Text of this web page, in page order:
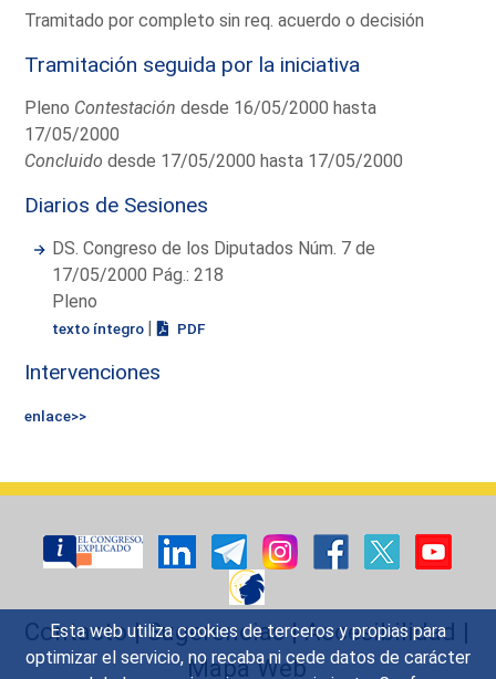
Esta web utiliza cookies de terceros y propias para
optimizar el servicio, no recaba ni cede datos de carácter
Tramitado por completo sin req. acuerdo o decisión
Tramitación seguida por la iniciativa
Pleno Contestación desde 16/05/2000 hasta
17/05/2000
Concluido desde 17/05/2000 hasta 17/05/2000
Diarios de Sesiones
DS. Congreso de los Diputados Núm. 7 de
17/05/2000 Pág.: 218
Pleno
texto íntegro | PDF
Intervenciones
enlace>>
Contacto|Sugerencias|Accesibilidad |
Mapa Web